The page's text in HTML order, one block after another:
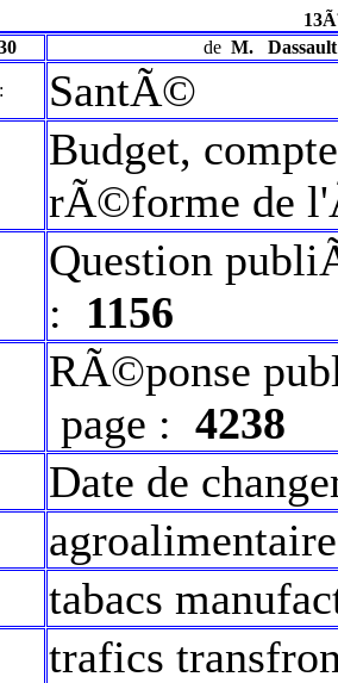
de M.
SantÃ©
Budget,
rÃ©forme de
Question
: 1156
RÃ©ponse
page : 4238
Date de
agroalimentaire
tabacs
trafics